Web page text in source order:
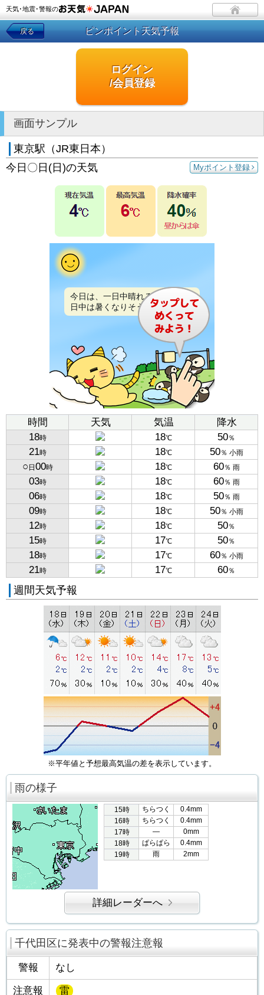
天気･地震･警報の
戻る ピンポイント天気予報
ログイン
/会員登録
画面サンプル
東京駅（JR東日本）
Myポイント登録
今日〇日(日)の天気
今日は、一日中晴れるでしょう。
日中は暑くなりそうです。
時間 天気 気温
降水
18時 18℃ 50％
21時 18℃ 50％ 小雨
○ 日 00時 18℃ 60％ 雨
03時 18℃ 60％ 雨
06時 18℃ 50％ 雨
09時 18℃ 50％ 小雨
12時 18℃ 50％
15時 17℃ 50％
18時 17℃ 60％ 小雨
21時 17℃ 60％
週間天気予報
※平年値と予想最高気温の差を表示しています。
雨の様子
15時 ちらつく
0.4mm
16時
ちらつく
0.4mm
17時
―
0mm
18時
ぱらぱら
0.4mm
19時
雨 2mm
詳細レーダーへ
千代田区に発表中の警報注意報
警報 なし
注意報 雷